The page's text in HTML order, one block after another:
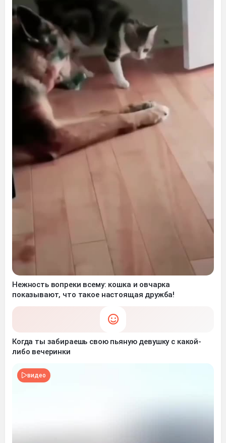
Нежность вопреки всему: кошка и овчарка
показывают, что такое настоящая дружба!
Когда ты забираешь свою пьяную девушку с какой-
либо вечеринки
видео